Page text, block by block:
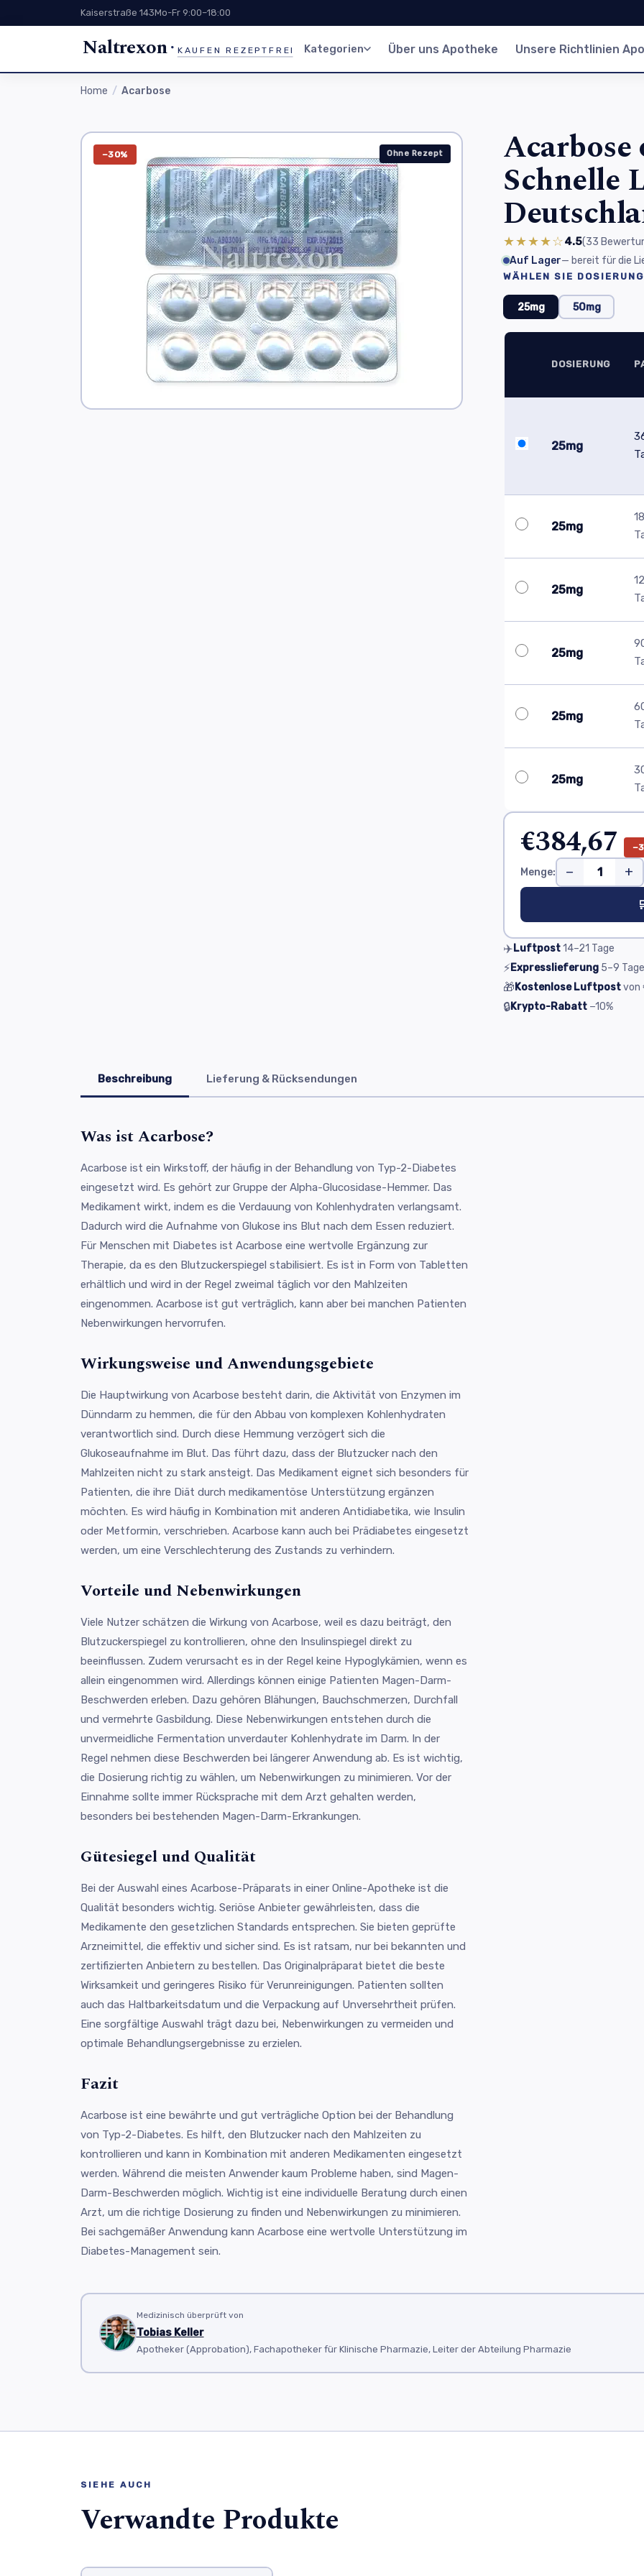
Kaiserstraße 143Mo-Fr 9:00–18:00
Naltrexon KAUFEN REZEPTFREI Kategorien Über uns Apotheke Unsere Richtlinien
Home Acarbose
−30% Ohne Rezept
Schnelle
★★★★☆4.5(33
Auf Lager— bereit für die
WÄHLEN SIE DOSIERUNG
25mg 50mg
DOSIERUNG
25mg
25mg
25mg
25mg
25mg
25mg
€384,67
Menge: − +
✈️Luftpost14–21 Tage
⚡Expresslieferung 5–9 Tage
🎁Kostenlose Luftpostvon
🔒Krypto-Rabatt −10%
Beschreibung Lieferung & Rücksendungen
Was ist Acarbose?
Acarbose ist ein Wirkstoff, der häufig in der Behandlung von Typ-2-Diabetes
eingesetzt wird. Es gehört zur Gruppe der Alpha-Glucosidase-Hemmer. Das
Medikament wirkt, indem es die Verdauung von Kohlenhydraten verlangsamt.
Dadurch wird die Aufnahme von Glukose ins Blut nach dem Essen reduziert.
Für Menschen mit Diabetes ist Acarbose eine wertvolle Ergänzung zur
Therapie, da es den Blutzuckerspiegel stabilisiert. Es ist in Form von Tabletten
erhältlich und wird in der Regel zweimal täglich vor den Mahlzeiten
eingenommen. Acarbose ist gut verträglich, kann aber bei manchen Patienten
Nebenwirkungen hervorrufen.
Wirkungsweise und Anwendungsgebiete
Die Hauptwirkung von Acarbose besteht darin, die Aktivität von Enzymen im
Dünndarm zu hemmen, die für den Abbau von komplexen Kohlenhydraten
verantwortlich sind. Durch diese Hemmung verzögert sich die
Glukoseaufnahme im Blut. Das führt dazu, dass der Blutzucker nach den
Mahlzeiten nicht zu stark ansteigt. Das Medikament eignet sich besonders für
Patienten, die ihre Diät durch medikamentöse Unterstützung ergänzen
möchten. Es wird häufig in Kombination mit anderen Antidiabetika, wie Insulin
oder Metformin, verschrieben. Acarbose kann auch bei Prädiabetes eingesetzt
werden, um eine Verschlechterung des Zustands zu verhindern.
Vorteile und Nebenwirkungen
Viele Nutzer schätzen die Wirkung von Acarbose, weil es dazu beiträgt, den
Blutzuckerspiegel zu kontrollieren, ohne den Insulinspiegel direkt zu
beeinflussen. Zudem verursacht es in der Regel keine Hypoglykämien, wenn es
allein eingenommen wird. Allerdings können einige Patienten Magen-Darm-
Beschwerden erleben. Dazu gehören Blähungen, Bauchschmerzen, Durchfall
und vermehrte Gasbildung. Diese Nebenwirkungen entstehen durch die
unvermeidliche Fermentation unverdauter Kohlenhydrate im Darm. In der
Regel nehmen diese Beschwerden bei längerer Anwendung ab. Es ist wichtig,
die Dosierung richtig zu wählen, um Nebenwirkungen zu minimieren. Vor der
Einnahme sollte immer Rücksprache mit dem Arzt gehalten werden,
besonders bei bestehenden Magen-Darm-Erkrankungen.
Gütesiegel und Qualität
Bei der Auswahl eines Acarbose-Präparats in einer Online-Apotheke ist die
Qualität besonders wichtig. Seriöse Anbieter gewährleisten, dass die
Medikamente den gesetzlichen Standards entsprechen. Sie bieten geprüfte
Arzneimittel, die effektiv und sicher sind. Es ist ratsam, nur bei bekannten und
zertifizierten Anbietern zu bestellen. Das Originalpräparat bietet die beste
Wirksamkeit und geringeres Risiko für Verunreinigungen. Patienten sollten
auch das Haltbarkeitsdatum und die Verpackung auf Unversehrtheit prüfen.
Eine sorgfältige Auswahl trägt dazu bei, Nebenwirkungen zu vermeiden und
optimale Behandlungsergebnisse zu erzielen.
Fazit
Acarbose ist eine bewährte und gut verträgliche Option bei der Behandlung
von Typ-2-Diabetes. Es hilft, den Blutzucker nach den Mahlzeiten zu
kontrollieren und kann in Kombination mit anderen Medikamenten eingesetzt
werden. Während die meisten Anwender kaum Probleme haben, sind Magen-
Darm-Beschwerden möglich. Wichtig ist eine individuelle Beratung durch einen
Arzt, um die richtige Dosierung zu finden und Nebenwirkungen zu minimieren.
Bei sachgemäßer Anwendung kann Acarbose eine wertvolle Unterstützung im
Diabetes-Management sein.
Medizinisch überprüft von
Tobias Keller
Apotheker (Approbation), Fachapotheker für Klinische Pharmazie, Leiter der Abteilung Pharmazie
SIEHE AUCH
Verwandte Produkte